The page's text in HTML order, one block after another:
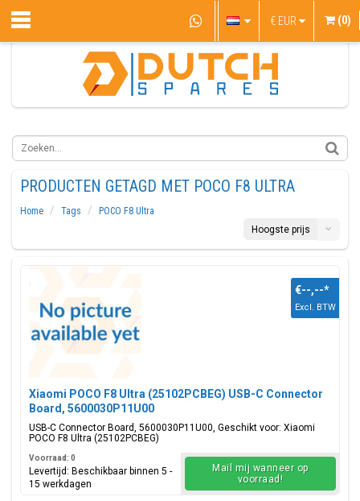
€ EUR (0)
PRODUCTEN GETAGD MET POCO F8 ULTRA
Home Tags
POCO F8 Ultra
Hoogste prijs
Xiaomi POCO F8 Ultra (25102PCBEG) USB-C Connector
Board, 5600030P11U00
USB-C Connector Board, 5600030P11U00, Geschikt voor: Xiaomi
POCO F8 Ultra (25102PCBEG)
€--,--*
Excl. BTW
Voorraad: 0
Levertijd: Beschikbaar binnen 5 -
15 werkdagen
Mail mij wanneer op
voorraad!